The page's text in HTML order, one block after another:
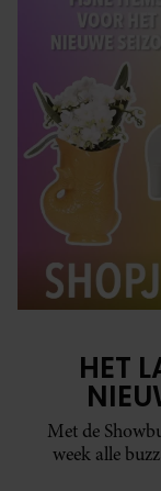
HET
Met de
week alle